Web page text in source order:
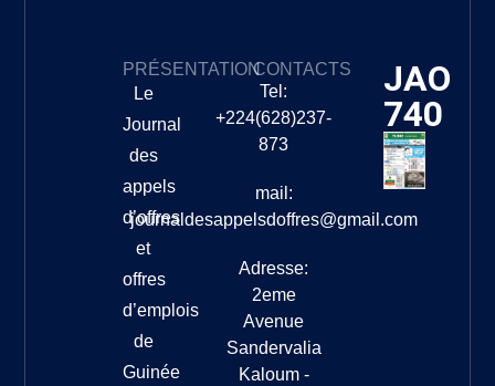
PRÉSENTATION
Le
Journal
des
appels
d’offres
et
offres
d’emplois
de
Guinée
CONTACTS
Tel:
+224(628)237-
873
mail:
journaldesappelsdoffres@gmail.com
Adresse:
2eme
Avenue
Sandervalia
Kaloum -
JAO
740